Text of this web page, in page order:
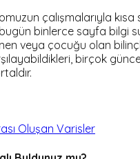
çalışmalarıyla
binlerce sayfa bilgi
veya çocuğu olan
birçok
Oluşan Varisler